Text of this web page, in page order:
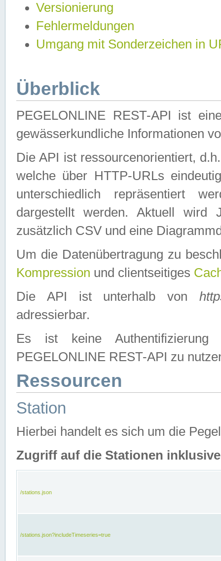
Versionierung
Fehlermeldungen
Umgang mit Sonderzeichen in
Überblick
PEGELONLINE REST-API ist
gewässerkundliche Informationen
Die API ist ressourcenorientiert,
welche über HTTP-URLs
unterschiedlich repräsentiert
dargestellt werden. Aktuell wird
zusätzlich CSV und eine
Um die Datenübertragung zu
Kompression und clientseitiges
Die API ist unterhalb von
adressierbar.
Es ist keine
PEGELONLINE REST-API zu
Ressourcen
Station
Hierbei handelt es sich um die
Zugriff auf die Stationen
/stations.json
/stations.json?includeTimeseries=true